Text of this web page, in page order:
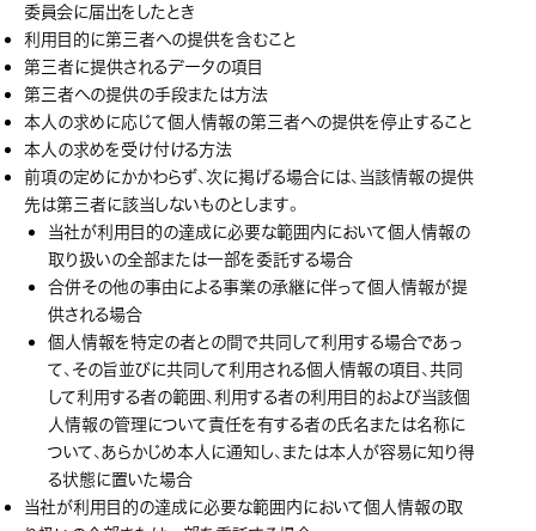
委員会に届出をしたとき
利用目的に第三者への提供を含むこと
第三者に提供されるデータの項目
第三者への提供の手段または方法
本人の求めに応じて個人情報の第三者への提供を停止すること
本人の求めを受け付ける方法
前項の定めにかかわらず、次に掲げる場合には、当該情報の提供
先は第三者に該当しないものとします。
当社が利用目的の達成に必要な範囲内において個人情報の
取り扱いの全部または一部を委託する場合
合併その他の事由による事業の承継に伴って個人情報が提
供される場合
個人情報を特定の者との間で共同して利用する場合であっ
て、その旨並びに共同して利用される個人情報の項目、共同
して利用する者の範囲、利用する者の利用目的および当該個
人情報の管理について責任を有する者の氏名または名称に
ついて、あらかじめ本人に通知し、または本人が容易に知り得
る状態に置いた場合
当社が利用目的の達成に必要な範囲内において個人情報の取